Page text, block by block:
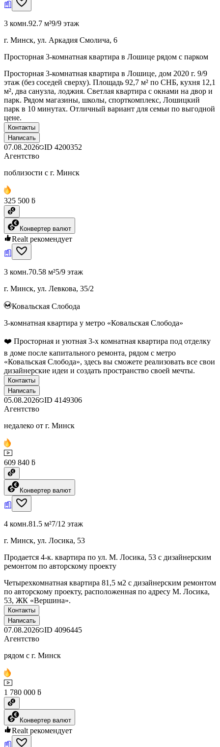
3 комн.92.7 м²9/9 этаж
г. Минск, ул. Аркадия Смолича, 6
Просторная 3-комнатная квартира в Лошице рядом с парком
Просторная 3-комнатная квартира в Лошице, дом 2020 г. 9/9
этаж (без соседей сверху). Площадь 92,7 м² по СНБ, кухня 12,1
м², два санузла, лоджия. Светлая квартира с окнами на двор и
парк. Рядом магазины, школы, спорткомплекс, Лошицкий
парк в 10 минутах. Отличный вариант для семьи по выгодной
цене.
Контакты
Написать
07.08.2026 ID 4200352
Агентство
поблизости с г. Минск
325 500 ƃ
Конвертер валют
Realt рекомендует
3 комн.70.58 м²5/9 этаж
г. Минск, ул. Левкова, 35/2
Ковальская Слобода
3-комнатная квартира у метро «Ковальская Слобода»
❤️ Просторная и уютная 3-х комнатная квартира под отделку
в доме после капитального ремонта, рядом с метро
«Ковальская Слобода», здесь вы сможете реализовать все свои
дизайнерские идеи и создать пространство своей мечты.
Контакты
Написать
05.08.2026 ID 4149306
Агентство
недалеко от г. Минск
609 840 ƃ
Конвертер валют
4 комн.81.5 м²7/12 этаж
г. Минск, ул. Лосика, 53
Продается 4-к. квартира по ул. М. Лосика, 53 с дизайнерским
ремонтом по авторскому проекту
Четырехкомнатная квартира 81,5 м2 с дизайнерским ремонтом
по авторскому проекту, расположенная по адресу М. Лосика,
53, ЖК «Вершина».
Контакты
Написать
07.08.2026 ID 4096445
Агентство
рядом с г. Минск
1 780 000 ƃ
Конвертер валют
Realt рекомендует